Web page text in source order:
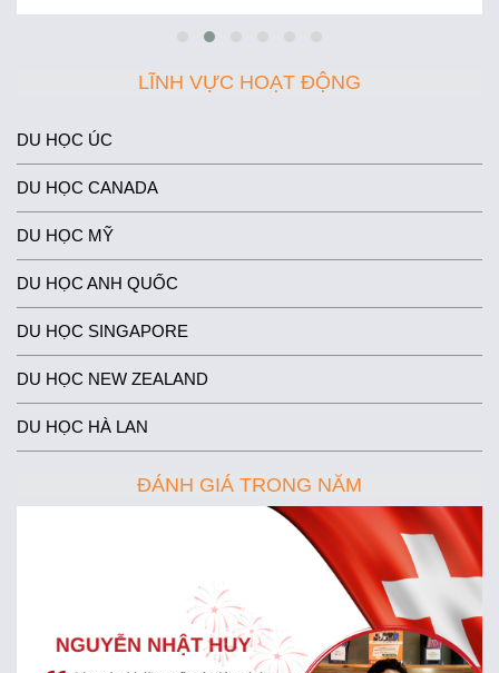
LĨNH VỰC HOẠT ĐỘNG
DU HỌC ÚC
DU HỌC CANADA
DU HỌC MỸ
DU HỌC ANH QUỐC
DU HỌC SINGAPORE
DU HỌC NEW ZEALAND
DU HỌC HÀ LAN
ĐÁNH GIÁ TRONG NĂM